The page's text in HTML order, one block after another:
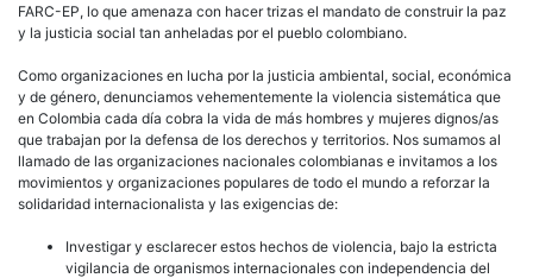
FARC-EP, lo que amenaza con hacer trizas el mandato de construir la paz
y la justicia social tan anheladas por el pueblo colombiano.
Como organizaciones en lucha por la justicia ambiental, social, económica
y de género, denunciamos vehementemente la violencia sistemática que
en Colombia cada día cobra la vida de más hombres y mujeres dignos/as
que trabajan por la defensa de los derechos y territorios. Nos sumamos al
llamado de las organizaciones nacionales colombianas e invitamos a los
movimientos y organizaciones populares de todo el mundo a reforzar la
solidaridad internacionalista y las exigencias de:
Investigar y esclarecer estos hechos de violencia, bajo la estricta
vigilancia de organismos internacionales con independencia del